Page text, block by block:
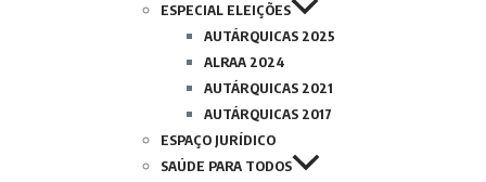
ESPECIAL ELEIÇÕES
AUTÁRQUICAS 2025
ALRAA 2024
AUTÁRQUICAS 2021
AUTÁRQUICAS 2017
ESPAÇO JURÍDICO
SAÚDE PARA TODOS